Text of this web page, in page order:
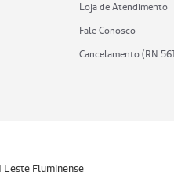
Loja de Atendimento
Fale Conosco
Cancelamento (RN
Leste Fluminense